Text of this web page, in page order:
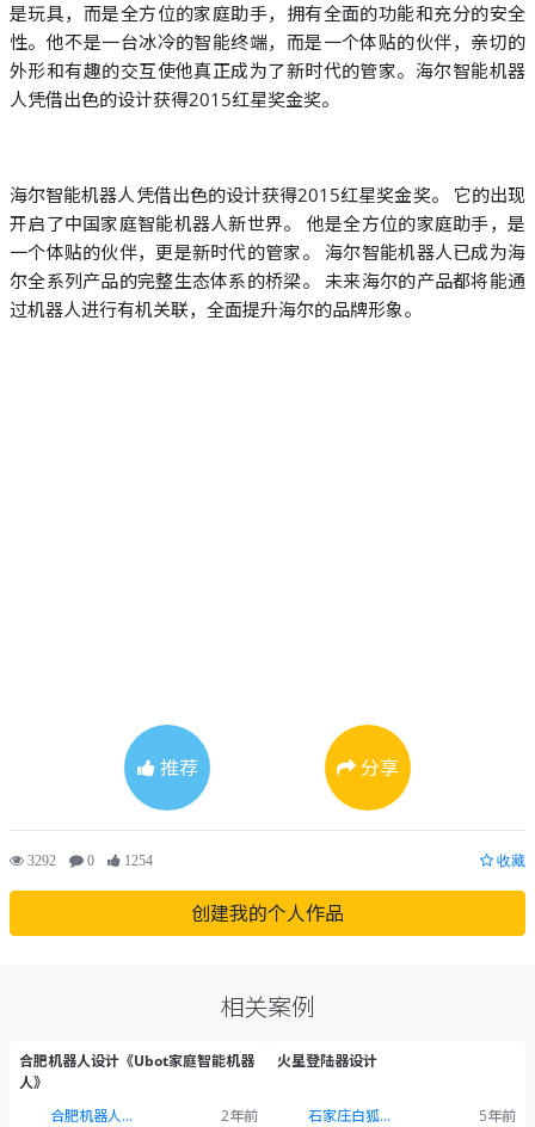
是玩具，而是全方位的家庭助手，拥有全面的功能和充分的安全
性。他不是一台冰冷的智能终端，而是一个体贴的伙伴，亲切的
外形和有趣的交互使他真正成为了新时代的管家。海尔智能机器
人凭借出色的设计获得2015红星奖金奖。
海尔智能机器人凭借出色的设计获得2015红星奖金奖。 它的出现
开启了中国家庭智能机器人新世界。 他是全方位的家庭助手，是
一个体贴的伙伴，更是新时代的管家。 海尔智能机器人已成为海
尔全系列产品的完整生态体系的桥梁。 未来海尔的产品都将能通
过机器人进行有机关联，全面提升海尔的品牌形象。
推荐 分享
3292 0 1254 收藏
创建我的个人作品
相关案例
合肥机器人设计《Ubot家庭智能机器
人》
合肥机器人设计
2年前
火星登陆器设计
石家庄白狐设计 5年前